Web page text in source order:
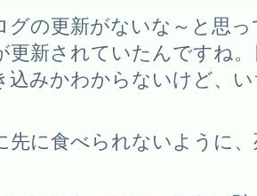
グの更新がないな～と思
更新されていたんですね
込みかわからないけど、
先に食べられないように